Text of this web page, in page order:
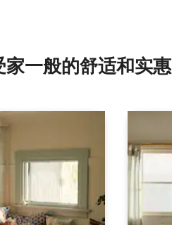
59 条评价
家一般的舒适和实